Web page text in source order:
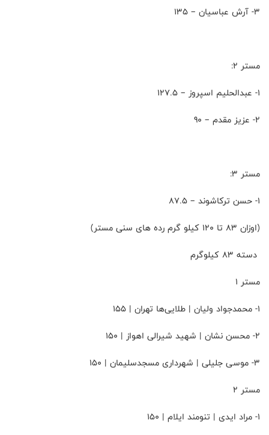
۳- آرش عباسیان – 135
مستر 2:
۱- عبدالحلیم اسپروز – 127.5
۲- عزیز مقدم – 90
مستر 3:
۱- حسن ترکاشوند – 87.5
(اوزان ۸۳ تا ۱۲۰ کیلو گرم رده های سنی مستر)
دسته 83 کیلوگرم
مستر 1
۱- محمدجواد ولیان | طلایی‌ها تهران | 155
۲- محسن نشان | شهید شیرالی اهواز | 150
۳- موسی جلیلی | شهرداری مسجدسلیمان | 150
مستر 2
۱- مراد ایدی | تنومند ایلام | 150